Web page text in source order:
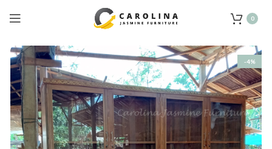
0
-4%